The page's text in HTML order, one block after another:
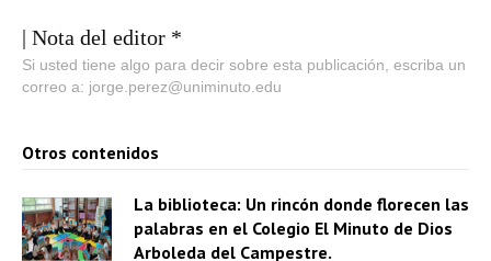
| Nota del editor *
Si usted tiene algo para decir sobre esta publicación, escriba un
correo a: jorge.perez@uniminuto.edu
Otros contenidos
La biblioteca: Un rincón donde florecen las
palabras en el Colegio El Minuto de Dios
Arboleda del Campestre.